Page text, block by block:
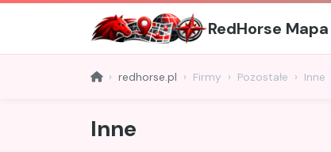
RedHorse
redhorse.pl Firmy Pozostałe Inne
Inne